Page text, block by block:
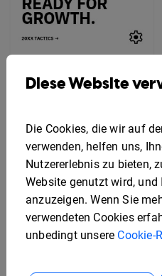
Marketingplan
Diese Website
Die Cookies, die wir auf
verwenden, helfen uns,
Nutzererlebnis zu bieten,
Website genutzt wird, und
anzuzeigen. Wenn Sie
verwendeten Cookies
unbedingt unsere Cookie-